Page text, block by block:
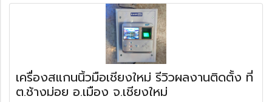
เครื่องสแกนนิ้วมือเชียงใหม่ รีวิวผลงานติดตั้ง ที่
ต.ช้างม่อย อ.เมือง จ.เชียงใหม่